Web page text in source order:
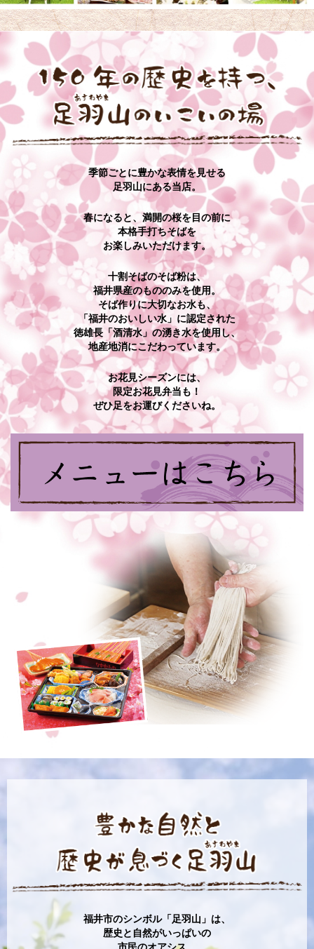
季節ごとに豊かな表情を見せる
足羽山にある当店。
春になると、満開の桜を目の前に
本格手打ちそばを
お楽しみいただけます。
十割そばのそば粉は、
福井県産のもののみを使用。
そば作りに大切なお水も、
「福井のおいしい水」に認定された
徳雄長「酒清水」の湧き水を使用し、
地産地消にこだわっています。
お花見シーズンには、
限定お花見弁当も！
ぜひ足をお運びくださいね。
福井市のシンボル「足羽山」は、
歴史と自然がいっぱいの